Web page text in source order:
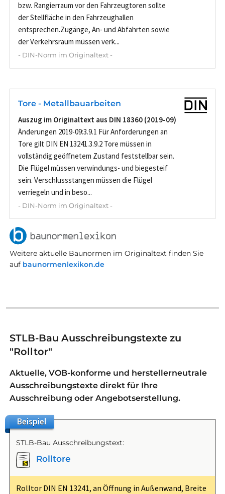
bzw. Rangierraum vor den Fahrzeugtoren sollte
der Stellfläche in den Fahrzeughallen
entsprechen.Zugänge, An- und Abfahrten sowie
der Verkehrsraum müssen verk...
- DIN-Norm im Originaltext -
Tore - Metallbauarbeiten
Auszug im Originaltext aus DIN 18360 (2019-09)
Änderungen 2019-09:3.9.1 Für Anforderungen an
Tore gilt DIN EN 13241.3.9.2 Tore müssen in
vollständig geöffnetem Zustand feststellbar sein.
Die Flügel müssen verwindungs- und biegesteif
sein. Verschlussstangen müssen die Flügel
verriegeln und in beso...
- DIN-Norm im Originaltext -
Weitere aktuelle Baunormen im Originaltext finden Sie
auf baunormenlexikon.de
STLB-Bau Ausschreibungstexte zu
"Rolltor"
Aktuelle, VOB-konforme und herstellerneutrale
Ausschreibungstexte direkt für Ihre
Ausschreibung oder Angebotserstellung.
Beispiel
STLB-Bau Ausschreibungstext:
Rolltore
Rolltor DIN EN 13241, an Öffnung in Außenwand, Breite